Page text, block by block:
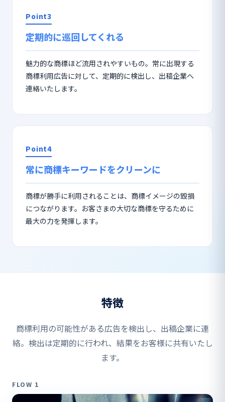
Point3
定期的に巡回してくれる
魅力的な商標ほど流用されやすいもの。常に出現する
商標利用広告に対して、定期的に検出し、出稿企業へ
連絡いたします。
Point4
常に商標キーワードをクリーンに
商標が勝手に利用されることは、商標イメージの毀損
につながります。お客さまの大切な商標を守るために
最大の力を発揮します。
特徴
商標利用の可能性がある広告を検出し、出稿企業に連
絡。検出は定期的に行われ、結果をお客様に共有いたし
ます。
FLOW 1